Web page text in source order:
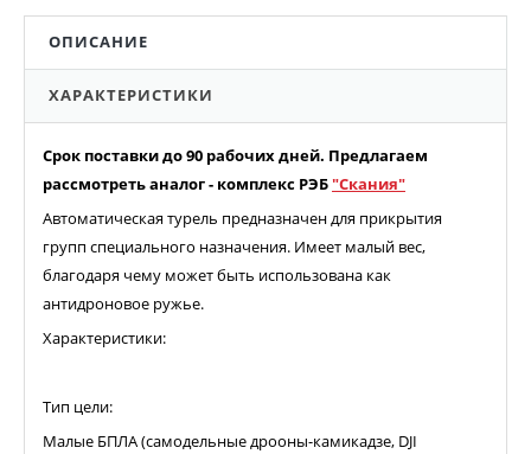
ОПИСАНИЕ
ХАРАКТЕРИСТИКИ
Срок поставки до 90 рабочих дней. Предлагаем
рассмотреть аналог - комплекс РЭБ"Скания"
Автоматическая турель предназначен для прикрытия
групп специального назначения. Имеет малый вес,
благодаря чему может быть использована как
антидроновое ружье.
Характеристики:
Тип цели:
Малые БПЛА (самодельные дрооны-камикадзе, DJI